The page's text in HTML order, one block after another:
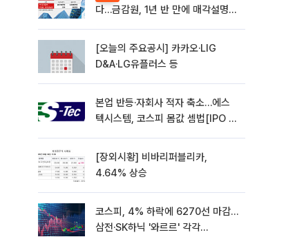
다…금감원, 1년 반 만에 매각설명회
[오늘의 주요공시] 카카오·LIG
D&A·LG유플러스 등
본업 반등·자회사 적자 축소…에스
텍시스템, 코스피 몸값 셈법[IPO 엑
[장외시황] 비바리퍼블리카,
4.64% 상승
코스피, 4% 하락에 6270선 마감…
삼전·SK하닉 '와르르' 각각